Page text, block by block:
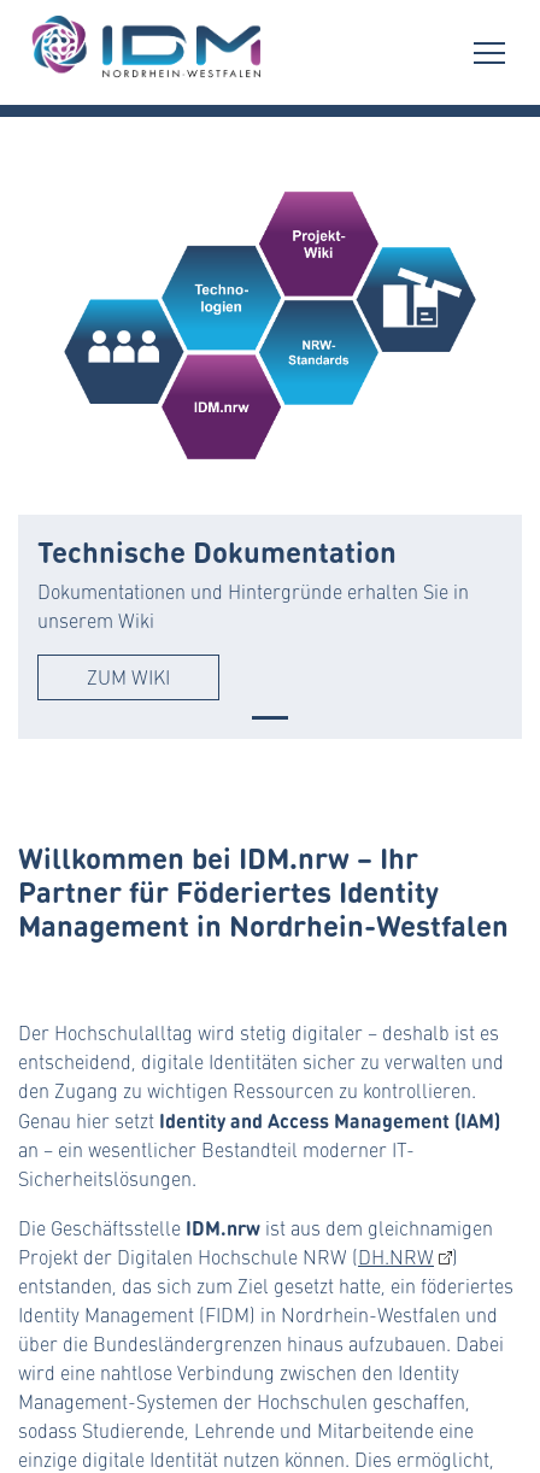
Technische Dokumentation
Dokumentationen und Hintergründe erhalten Sie in
unserem Wiki
ZUM WIKI
Willkommen bei IDM.nrw – Ihr
Partner für Föderiertes Identity
Management in Nordrhein-Westfalen
Der Hochschulalltag wird stetig digitaler – deshalb ist es
entscheidend, digitale Identitäten sicher zu verwalten und
den Zugang zu wichtigen Ressourcen zu kontrollieren.
Genau hier setzt Identity and Access Management (IAM)
an – ein wesentlicher Bestandteil moderner IT-
Sicherheitslösungen.
Die Geschäftsstelle IDM.nrw ist aus dem gleichnamigen
Projekt der Digitalen Hochschule NRW (DH.NRW
)
entstanden, das sich zum Ziel gesetzt hatte, ein föderiertes
Identity Management (FIDM) in Nordrhein-Westfalen und
über die Bundesländergrenzen hinaus aufzubauen. Dabei
wird eine nahtlose Verbindung zwischen den Identity
Management-Systemen der Hochschulen geschaffen,
sodass Studierende, Lehrende und Mitarbeitende eine
einzige digitale Identität nutzen können. Dies ermöglicht,